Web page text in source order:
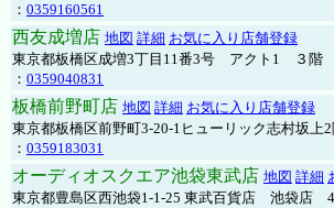
： 0359160561
西友成増店 地図 詳細 お気に入り店舗登録
東京都板橋区成増3丁目11番3号 アクト1 ３階
： 0359040831
板橋前野町店 地図 詳細 お気に入り店舗登録
東京都板橋区前野町3-20-1ヒューリック志村坂上
： 0359183031
オーディオスクエア池袋東武店 地図 詳細
東京都豊島区西池袋1-1-25 東武百貨店 池袋店